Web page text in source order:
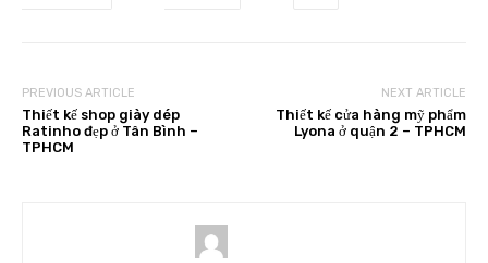
PREVIOUS ARTICLE
Thiết kế shop giày dép
Ratinho đẹp ở Tân Bình –
TPHCM
NEXT ARTICLE
Thiết kế cửa hàng mỹ phẩm
Lyona ở quận 2 – TPHCM